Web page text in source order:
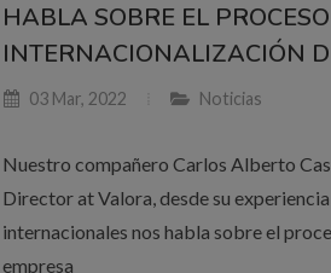
HABLA SOBRE EL
INTERNACIONALIZACIÓN
03 Mar, 2022 Noticias
Nuestro compañero Carlos Alberto
Director at Valora, desde su
internacionales nos habla sobre el
empresa